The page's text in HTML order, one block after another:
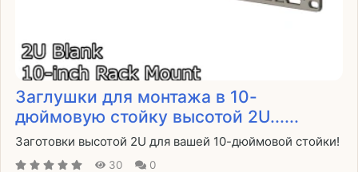
Заглушки для монтажа в 10-
дюймовую стойку высотой 2U......
Заготовки высотой 2U для вашей 10-дюймовой стойки!
30 0